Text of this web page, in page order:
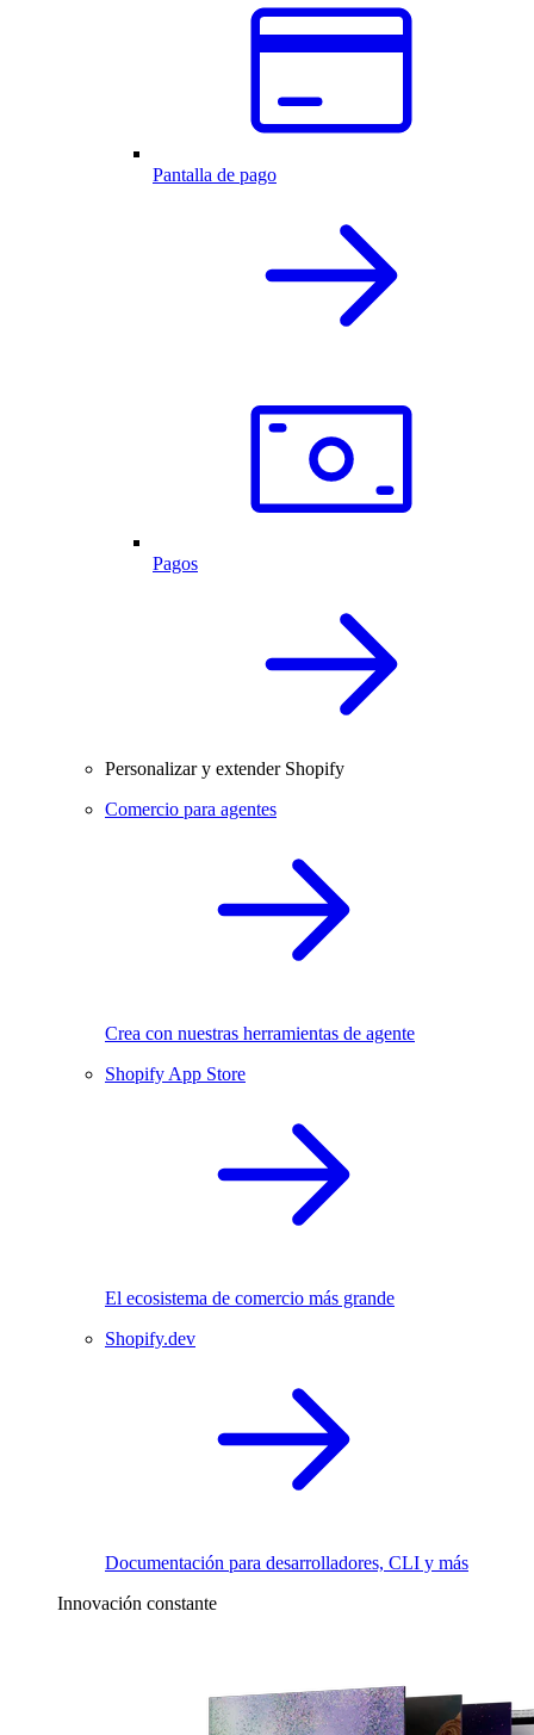
Pantalla de pago
Pagos
Personalizar y extender Shopify
Comercio para agentes
Crea con nuestras herramientas de agente
Shopify App Store
El ecosistema de comercio más grande
Shopify.dev
Documentación para desarrolladores, CLI y más
Innovación constante